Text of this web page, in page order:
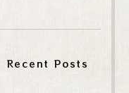
Recent Posts